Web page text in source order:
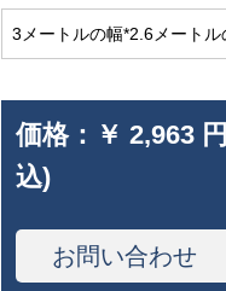
3メートルの幅*2.6メートル
価格： ￥ 2,963
込)
お問い合わせ